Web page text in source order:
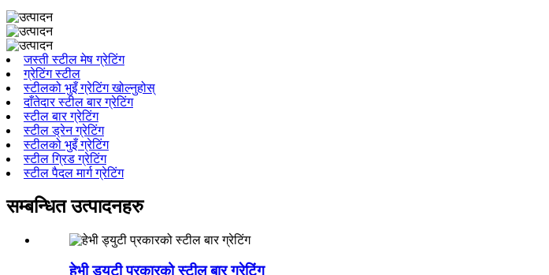
जस्ती स्टील मेष ग्रेटिंग
ग्रेटिंग स्टील
स्टीलको भुइँ ग्रेटिंग खोल्नुहोस्
दाँतेदार स्टील बार ग्रेटिंग
स्टील बार ग्रेटिंग
स्टील ड्रेन ग्रेटिंग
स्टीलको भुइँ ग्रेटिंग
स्टील ग्रिड ग्रेटिंग
स्टील पैदल मार्ग ग्रेटिंग
सम्बन्धित उत्पादनहरु
हेभी ड्युटी प्रकारको स्टील बार ग्रेटिंग